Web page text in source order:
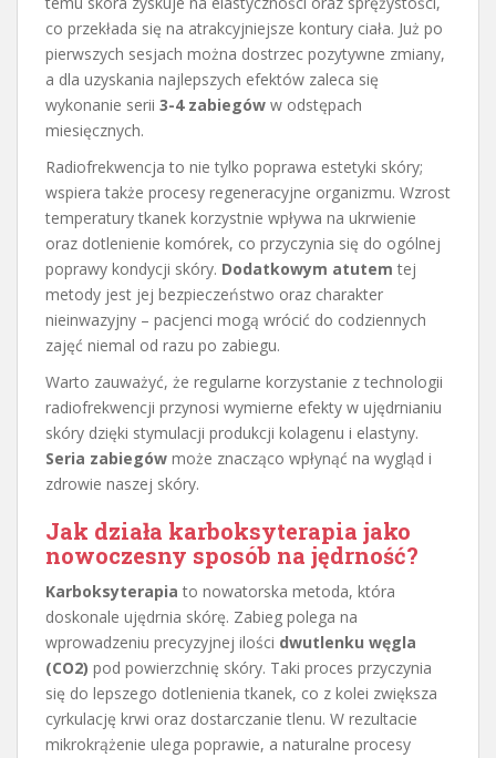
co przekłada się na atrakcyjniejsze kontury ciała. Już po
pierwszych sesjach można dostrzec pozytywne zmiany,
a dla uzyskania najlepszych efektów zaleca się
wykonanie serii 3-4 zabiegów w odstępach
miesięcznych.
Radiofrekwencja to nie tylko poprawa estetyki skóry;
wspiera także procesy regeneracyjne organizmu. Wzrost
temperatury tkanek korzystnie wpływa na ukrwienie
oraz dotlenienie komórek, co przyczynia się do ogólnej
poprawy kondycji skóry. Dodatkowym atutem tej
metody jest jej bezpieczeństwo oraz charakter
nieinwazyjny – pacjenci mogą wrócić do codziennych
zajęć niemal od razu po zabiegu.
Warto zauważyć, że regularne korzystanie z technologii
radiofrekwencji przynosi wymierne efekty w ujędrnianiu
skóry dzięki stymulacji produkcji kolagenu i elastyny.
Seria zabiegów może znacząco wpłynąć na wygląd i
zdrowie naszej skóry.
Jak działa karboksyterapia jako
nowoczesny sposób na jędrność?
Karboksyterapia to nowatorska metoda, która
doskonale ujędrnia skórę. Zabieg polega na
wprowadzeniu precyzyjnej ilości dwutlenku węgla
(CO2) pod powierzchnię skóry. Taki proces przyczynia
się do lepszego dotlenienia tkanek, co z kolei zwiększa
cyrkulację krwi oraz dostarczanie tlenu. W rezultacie
mikrokrążenie ulega poprawie, a naturalne procesy